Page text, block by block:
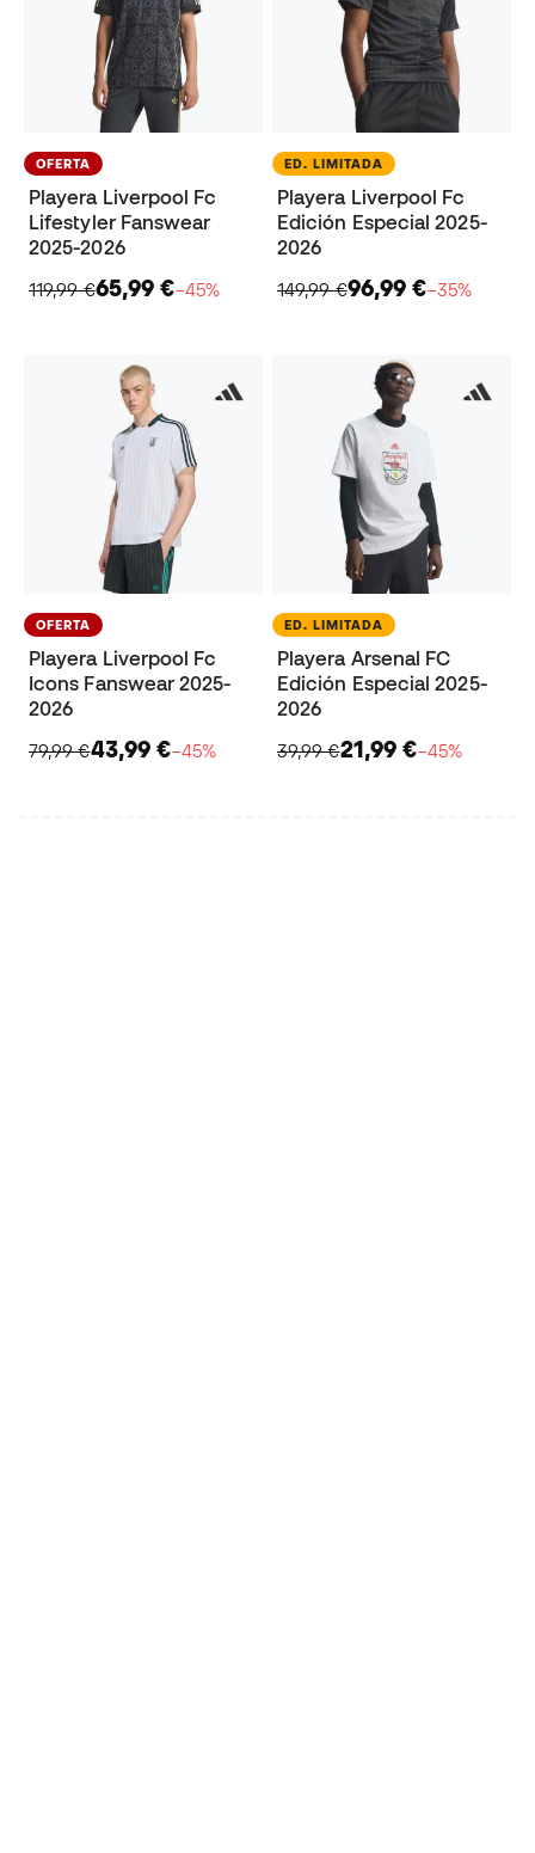
OFERTA
Playera Liverpool Fc
Lifestyler Fanswear
2025-2026
119,99 €65,99 €−45%
ED. LIMITADA
Playera Liverpool Fc
Edición Especial 2025-
2026
149,99 €96,99 €−35%
OFERTA
Playera Liverpool Fc
Icons Fanswear 2025-
2026
79,99 €43,99 €−45%
ED. LIMITADA
Playera Arsenal FC
Edición Especial 2025-
2026
39,99 €21,99 €−45%